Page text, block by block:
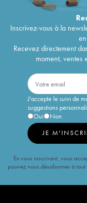
Inscrivez-vous à la
Recevez directement
moment, ventes
J'accepte le suivi de
suggestions
Oui
Non
JE
En vous inscrivant, vous
pouvez vous désabonner à